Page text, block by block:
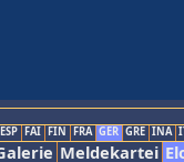
ESP FAI FIN FRA GER GRE INA
Meldekartei